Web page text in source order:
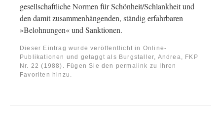
gesellschaftliche Normen für Schönheit/Schlankheit und
den damit zusammenhängenden, ständig erfahrbaren
»Belohnungen« und Sanktionen.
Dieser Eintrag wurde veröffentlicht in Online-
Publikationen und getaggt als Burgstaller, Andrea, FKP
Nr. 22 (1988) . Fügen Sie den permalink zu Ihren
Favoriten hinzu.